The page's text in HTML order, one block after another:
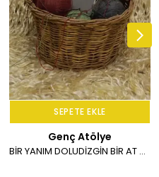
SEPETE EKLE
Genç Atölye
BİR YANIM DOLUDİZGİN BİR AT SPİRALLİ DEFTER